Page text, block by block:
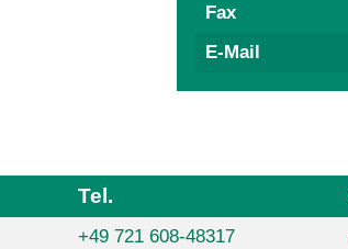
Fax
E-Mail
Tel.
+49 721 608-48317